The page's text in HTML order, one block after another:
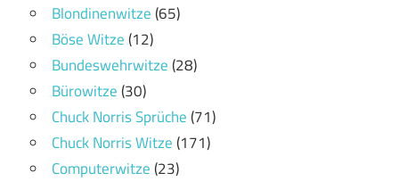
Blondinenwitze(65)
Böse Witze(12)
Bundeswehrwitze(28)
Bürowitze(30)
Chuck Norris Sprüche(71)
Chuck Norris Witze(171)
Computerwitze(23)